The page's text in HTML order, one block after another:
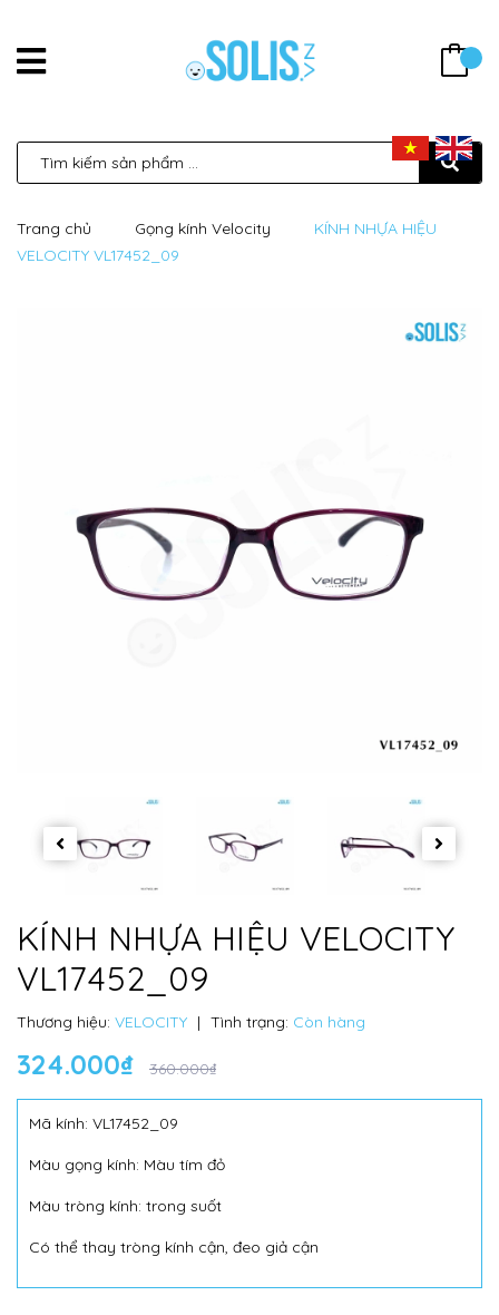
Trang chủ Gọng kính Velocity
KÍNH NHỰA HIỆU
VELOCITY VL17452_09
KÍNH NHỰA HIỆU VELOCITY
VL17452_09
Thương hiệu: VELOCITY | Tình trạng: Còn hàng
324.000₫ 360.000₫
Mã kính: VL17452_09
Màu gọng kính: Màu tím đỏ
Màu tròng kính: trong suốt
Có thể thay tròng kính cận, đeo giả cận